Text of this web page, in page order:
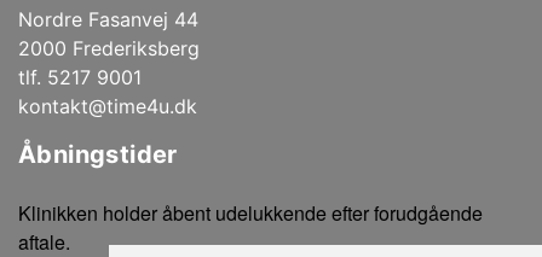
Nordre Fasanvej 44
2000 Frederiksberg
tlf. 5217 9001
kontakt@time4u.dk
Åbningstider
Klinikken holder åbent udelukkende efter forudgående
aftale.